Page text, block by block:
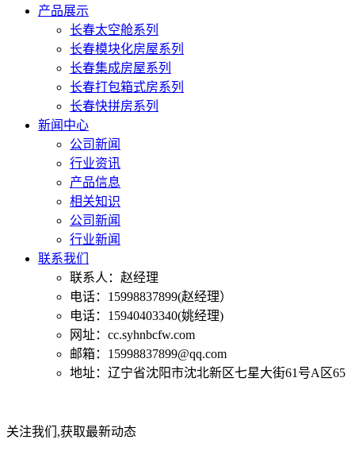
产品展示
长春太空舱系列
长春模块化房屋系列
长春集成房屋系列
长春打包箱式房系列
长春快拼房系列
新闻中心
公司新闻
行业资讯
产品信息
相关知识
公司新闻
行业新闻
联系我们
联系人：赵经理
电话：15998837899(赵经理）
电话：15940403340(姚经理)
网址：cc.syhnbcfw.com
邮箱：15998837899@qq.com
地址：辽宁省沈阳市沈北新区七星大街61号A区65
关注我们,获取最新动态